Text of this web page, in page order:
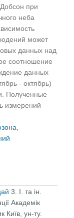
при
неба
может
данных над
соотношение
данных
- октябрь)
Полученные
измерений
3. І. та ін.
Академік
Київ, ун-ту.